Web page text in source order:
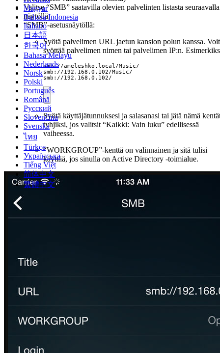
Magyar
Bahasa Indonesia
Italiano
日本語
한국어
Bahasa Melayu
Nederlands
Norsk
Polski
Português
Română
Русский
Slovenčina
Svenska
ไทย
Türkçe
Українська
Tiếng Việt
简体中文
繁體中文
Valitse “SMB” saatavilla olevien palvelinten listasta seuraavalla
näytöllä.
“SMB”-asetusnäytöllä:
Syötä palvelimen URL jaetun kansion polun kanssa. Voit
syöttää palvelimen nimen tai palvelimen IP:n.
smb://ameleshko.local/Music/
smb://192.168.0.102/Music/
smb://192.168.0.102/
Syötä käyttäjätunnuksesi ja salasanasi tai jätä nämä
tyhjiksi, jos valitsit “Kaikki: Vain luku” edellisessä
vaiheessa.
“WORKGROUP”-kenttä on valinnainen ja sitä tulisi
käyttää, jos sinulla on Active Directory -toimialue.